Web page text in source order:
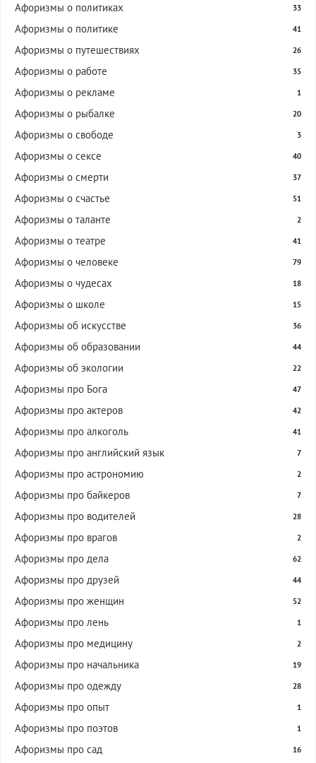
Афоризмы о политиках 33
Афоризмы о политике 41
Афоризмы о путешествиях 26
Афоризмы о работе 35
Афоризмы о рекламе 1
Афоризмы о рыбалке 20
Афоризмы о свободе 3
Афоризмы о сексе 40
Афоризмы о смерти 37
Афоризмы о счастье 51
Афоризмы о таланте 2
Афоризмы о театре 41
Афоризмы о человеке 79
Афоризмы о чудесах 18
Афоризмы о школе 15
Афоризмы об искусстве 36
Афоризмы об образовании 44
Афоризмы об экологии 22
Афоризмы про Бога 47
Афоризмы про актеров 42
Афоризмы про алкоголь 41
Афоризмы про английский язык 7
Афоризмы про астрономию 2
Афоризмы про байкеров 7
Афоризмы про водителей 28
Афоризмы про врагов 2
Афоризмы про дела 62
Афоризмы про друзей 44
Афоризмы про женщин 52
Афоризмы про лень 1
Афоризмы про медицину 2
Афоризмы про начальника 19
Афоризмы про одежду 28
Афоризмы про опыт 1
Афоризмы про поэтов 1
Афоризмы про сад 16